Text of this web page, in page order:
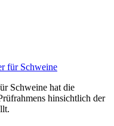
für Schweine
Schweine hat die
hinsichtlich der